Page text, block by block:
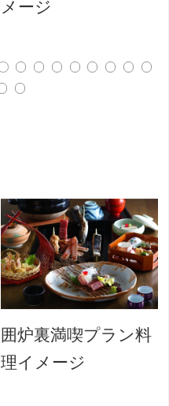
メージ
囲炉裏満喫プラン料
理イメージ